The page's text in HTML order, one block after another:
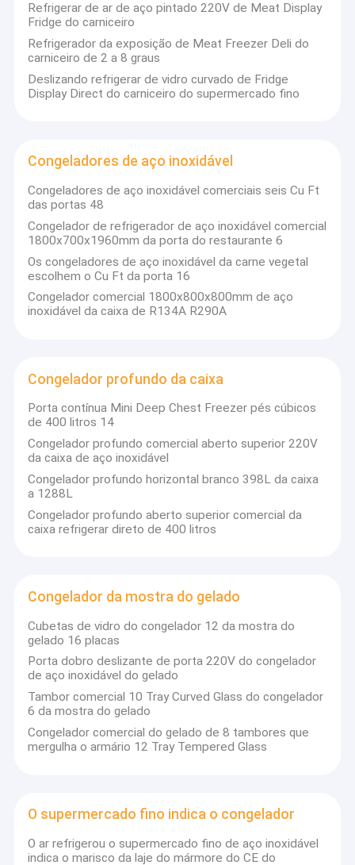
Produtos
Quem Somos
Refrigerar de ar de aço pintado 220V de Meat Display
Fridge do carniceiro
Refrigerador da exposição de Meat Freezer Deli do
carniceiro de 2 a 8 graus
Deslizando refrigerar de vidro curvado de Fridge
Display Direct do carniceiro do supermercado fino
Congeladores de aço inoxidável
Congeladores de aço inoxidável comerciais seis Cu Ft
das portas 48
Congelador de refrigerador de aço inoxidável comercial
1800x700x1960mm da porta do restaurante 6
Os congeladores de aço inoxidável da carne vegetal
escolhem o Cu Ft da porta 16
Congelador comercial 1800x800x800mm de aço
inoxidável da caixa de R134A R290A
Congelador profundo da caixa
Porta contínua Mini Deep Chest Freezer pés cúbicos
de 400 litros 14
Congelador profundo comercial aberto superior 220V
da caixa de aço inoxidável
Congelador profundo horizontal branco 398L da caixa
a 1288L
Congelador profundo aberto superior comercial da
caixa refrigerar direto de 400 litros
Congelador da mostra do gelado
Cubetas de vidro do congelador 12 da mostra do
gelado 16 placas
Porta dobro deslizante de porta 220V do congelador
de aço inoxidável do gelado
Tambor comercial 10 Tray Curved Glass do congelador
6 da mostra do gelado
Congelador comercial do gelado de 8 tambores que
mergulha o armário 12 Tray Tempered Glass
O supermercado fino indica o congelador
O ar refrigerou o supermercado fino de aço inoxidável
indica o marisco da laje do mármore do CE do
comercial profissional do refrigerador em Qingdao.